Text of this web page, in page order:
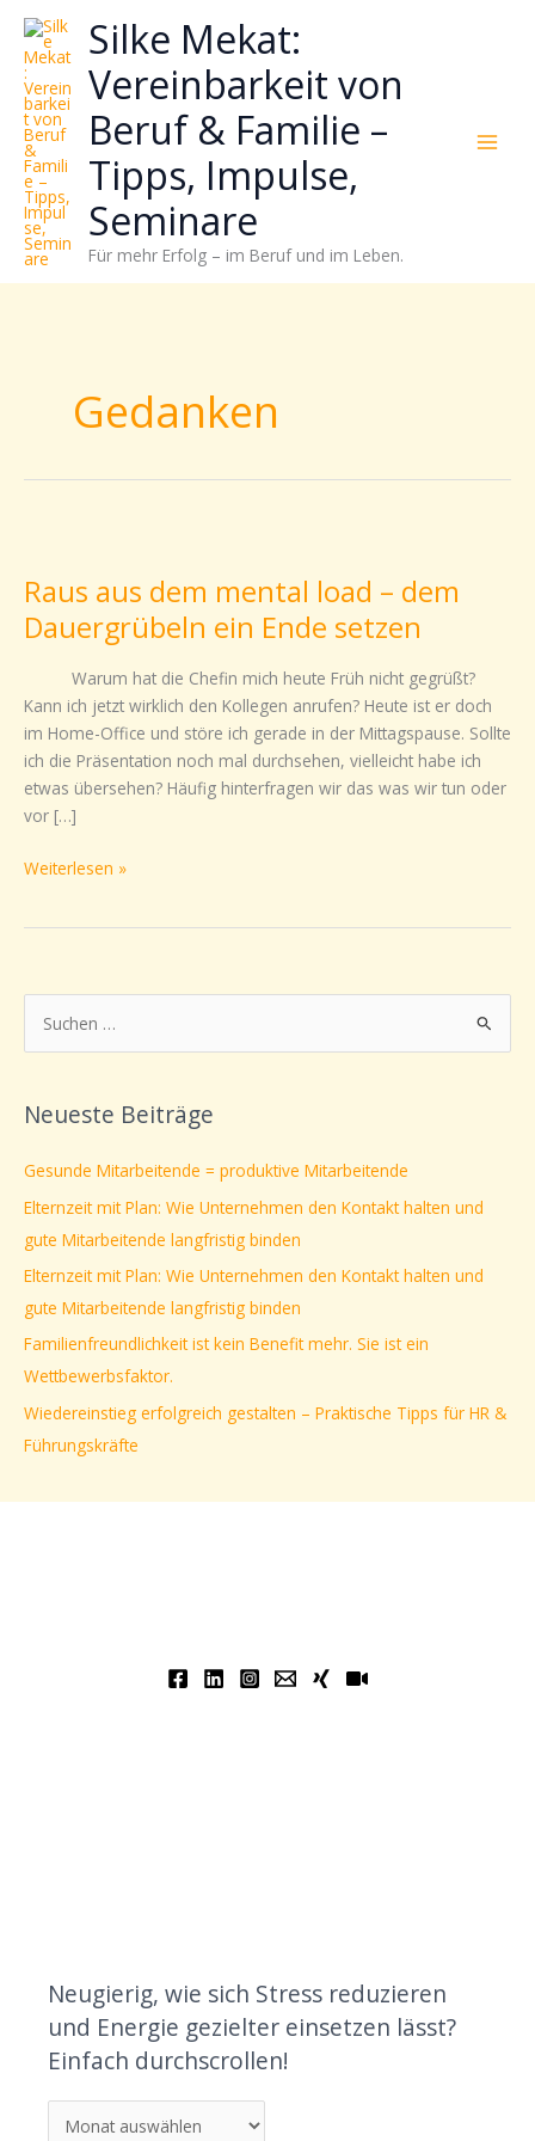
Zum
Inhalt
springen
Silke Mekat:
Vereinbarkeit von
Beruf & Familie –
Tipps, Impulse,
Seminare
Für mehr Erfolg – im Beruf und im Leben.
Gedanken
Raus aus dem mental load – dem
Dauergrübeln ein Ende setzen
Warum hat die Chefin mich heute Früh nicht gegrüßt?
Kann ich jetzt wirklich den Kollegen anrufen? Heute ist er doch
im Home-Office und störe ich gerade in der Mittagspause. Sollte
ich die Präsentation noch mal durchsehen, vielleicht habe ich
etwas übersehen? Häufig hinterfragen wir das was wir tun oder
vor […]
dem
mental
load
dem
Dauergrübeln
ein
Ende
setzen
Weiterlesen »
u
h
n
a
c
h
:
Neueste Beiträge
Gesunde Mitarbeitende = produktive Mitarbeitende
Elternzeit mit Plan: Wie Unternehmen den Kontakt halten und
gute Mitarbeitende langfristig binden
Elternzeit mit Plan: Wie Unternehmen den Kontakt halten und
gute Mitarbeitende langfristig binden
Familienfreundlichkeit ist kein Benefit mehr. Sie ist ein
Wettbewerbsfaktor.
Wiedereinstieg erfolgreich gestalten – Praktische Tipps für HR &
Führungskräfte
Neugierig, wie sich Stress reduzieren
und Energie gezielter einsetzen lässt?
Einfach durchscrollen!
wie
sich
Stress
reduzieren
Energie
gezielter
einsetzen
lässt?
Einfach